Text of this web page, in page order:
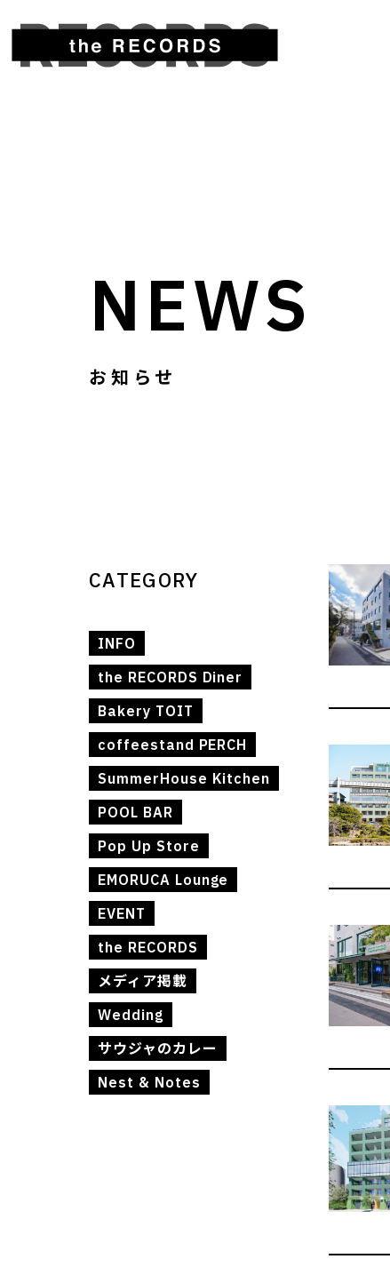
NEWS
お知らせ
CATEGORY
INFO
the RECORDS Diner
Bakery TOIT
coffeestand PERCH
SummerHouse Kitchen
POOL BAR
Pop Up Store
EMORUCA Lounge
EVENT
the RECORDS
メディア掲載
Wedding
サウジャのカレー
Nest & Notes